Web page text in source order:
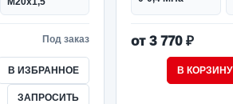
Под заказ
В ИЗБРАННОЕ
ЗАПРОСИТЬ
от 3 770 ₽
В КОРЗИНУ